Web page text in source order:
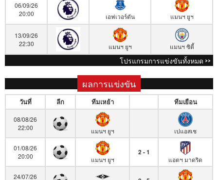
06/09/26
20:00
เอฟเวอร์ตัน แมนฯ ยูฯ
13/09/26
22:30
แมนฯ ยูฯ แมนฯ ซิตี้
โปรแกรมการแข่งขันทั้งหมด >>
ผลการแข่งขัน
วันที่ ลีก ทีมเหย้า ทีมเยือน
08/08/26
22:00
แมนฯ ยูฯ เปแอสเช
01/08/26
20:00
แมนฯ ยูฯ
2 - 1
แอตฯ มาดริด
24/07/26